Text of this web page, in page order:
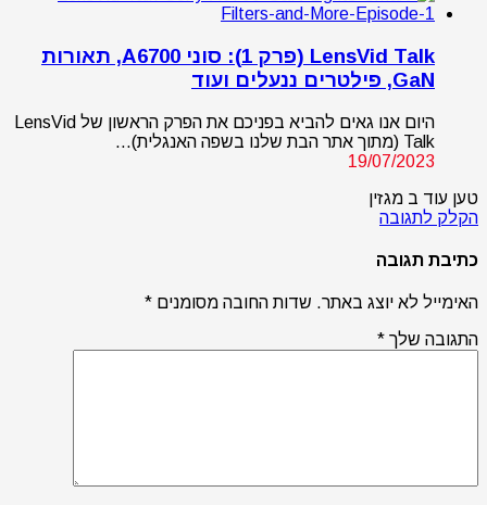
LensVid Talk (פרק 1): סוני A6700, תאורות
GaN, פילטרים ננעלים ועוד
היום אנו גאים להביא בפניכם את הפרק הראשון של LensVid
Talk (מתוך אתר הבת שלנו בשפה האנגלית)…
19/07/2023
טען עוד ב מגזין
הקלק לתגובה
כתיבת תגובה
האימייל לא יוצג באתר. שדות החובה מסומנים *
התגובה שלך *